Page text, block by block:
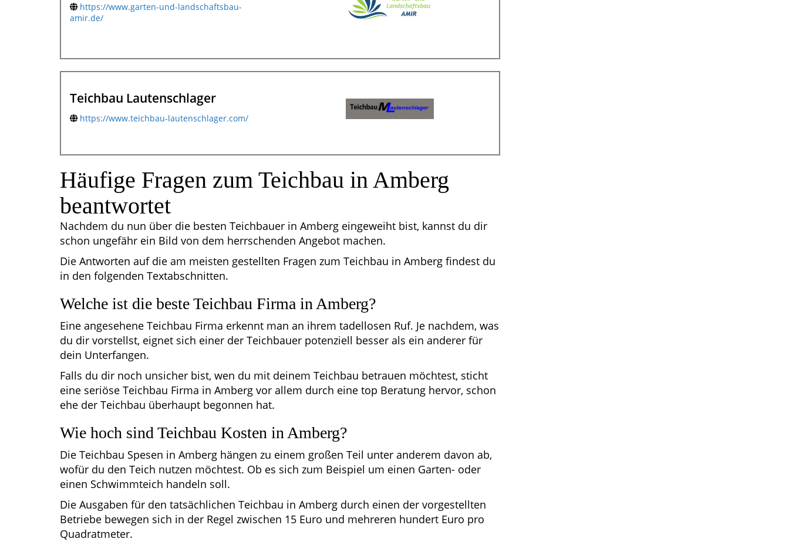
https://www.garten-und-landschaftsbau-
amir.de/
Teichbau Lautenschlager
https://www.teichbau-lautenschlager.com/
Häufige Fragen zum Teichbau in Amberg
beantwortet
Nachdem du nun über die besten Teichbauer in Amberg eingeweiht bist, kannst du dir
schon ungefähr ein Bild von dem herrschenden Angebot machen.
Die Antworten auf die am meisten gestellten Fragen zum Teichbau in Amberg findest du
in den folgenden Textabschnitten.
Welche ist die beste Teichbau Firma in Amberg?
Eine angesehene Teichbau Firma erkennt man an ihrem tadellosen Ruf. Je nachdem, was
du dir vorstellst, eignet sich einer der Teichbauer potenziell besser als ein anderer für
dein Unterfangen.
Falls du dir noch unsicher bist, wen du mit deinem Teichbau betrauen möchtest, sticht
eine seriöse Teichbau Firma in Amberg vor allem durch eine top Beratung hervor, schon
ehe der Teichbau überhaupt begonnen hat.
Wie hoch sind Teichbau Kosten in Amberg?
Die Teichbau Spesen in Amberg hängen zu einem großen Teil unter anderem davon ab,
wofür du den Teich nutzen möchtest. Ob es sich zum Beispiel um einen Garten- oder
einen Schwimmteich handeln soll.
Die Ausgaben für den tatsächlichen Teichbau in Amberg durch einen der vorgestellten
Betriebe bewegen sich in der Regel zwischen 15 Euro und mehreren hundert Euro pro
Quadratmeter.